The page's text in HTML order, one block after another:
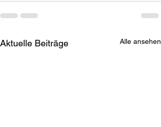
Aktuelle Beiträge Alle ansehen